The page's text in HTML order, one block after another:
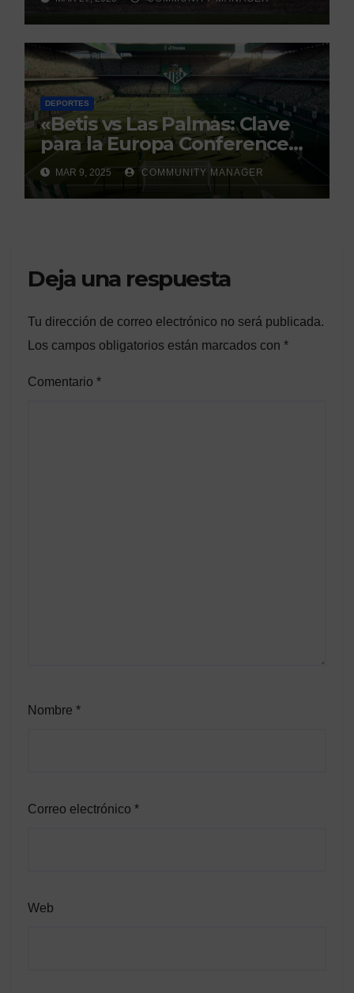
debate
DEPORTES
«Betis vs Las Palmas: Clave
para la Europa Conference
League»
MAR 9, 2025 COMMUNITY MANAGER
Deja una respuesta
Tu dirección de correo electrónico no será publicada.
Los campos obligatorios están marcados con *
Comentario *
Nombre *
Correo electrónico *
Web